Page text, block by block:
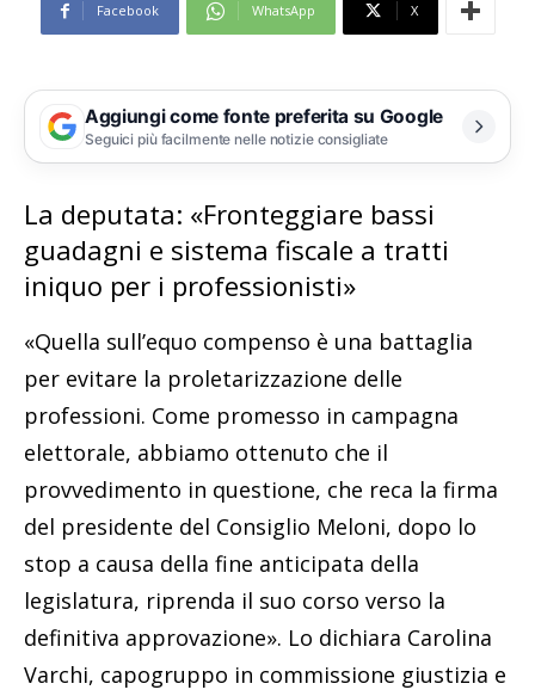
Facebook WhatsApp X
Aggiungi come fonte preferita su Google
Seguici più facilmente nelle notizie consigliate
La deputata: «Fronteggiare bassi
guadagni e sistema fiscale a tratti
iniquo per i professionisti»
«Quella sull’equo compenso è una battaglia
per evitare la proletarizzazione delle
professioni. Come promesso in campagna
elettorale, abbiamo ottenuto che il
provvedimento in questione, che reca la firma
del presidente del Consiglio Meloni, dopo lo
stop a causa della fine anticipata della
legislatura, riprenda il suo corso verso la
definitiva approvazione». Lo dichiara Carolina
Varchi, capogruppo in commissione giustizia e